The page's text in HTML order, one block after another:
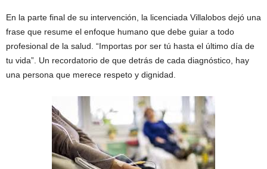
En la parte final de su intervención, la licenciada Villalobos dejó una
frase que resume el enfoque humano que debe guiar a todo
profesional de la salud. “Importas por ser tú hasta el último día de
tu vida”. Un recordatorio de que detrás de cada diagnóstico, hay
una persona que merece respeto y dignidad.